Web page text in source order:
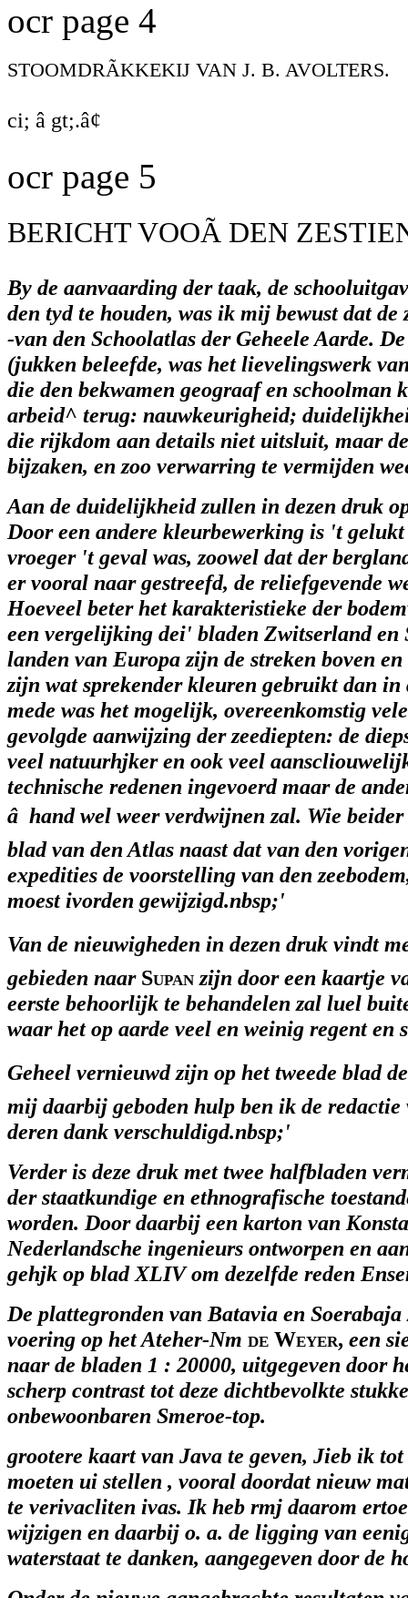
ocr page 4
STOOMDRÃKKEKIJ VAN J. B. AVOLTERS.
ci; â gt;.â¢
ocr page 5
BERICHT VOOÃ DEN
By de aanvaarding der taak, de
den tyd te houden, was ik mij bewust dat
-van den Schoolatlas der Geheele Aarde.
(jukken beleefde, was het lievelingswerk
die den bekwamen geograaf en
arbeid^ terug: nauwkeurigheid;
die rijkdom aan details niet uitsluit, maar
bijzaken, en zoo verwarring te vermijden
Aan de duidelijkheid zullen in dezen druk
Door een andere kleurbewerking is 't
vroeger 't geval was, zoowel dat der
er vooral naar gestreefd, de reliefgevende
Hoeveel beter het karakteristieke der
een vergelijking dei' bladen Zwitserland
landen van Europa zijn de streken boven
zijn wat sprekender kleuren gebruikt dan
mede was het mogelijk, overeenkomstig
gevolgde aanwijzing der zeediepten: de
veel natuurhjker en ook veel
technische redenen ingevoerd maar de
â hand wel weer verdwijnen zal. Wie
blad van den Atlas naast dat van den
expedities de voorstelling van den
moest ivorden gewijzigd.nbsp;'
Van de nieuwigheden in dezen druk vindt
gebieden naarSupan zijn door een kaartje
eerste behoorlijk te behandelen zal luel
waar het op aarde veel en weinig regent
Geheel vernieuwd zijn op het tweede blad
mij daarbij geboden hulp ben ik de redactie
deren dank verschuldigd.nbsp;'
Verder is deze druk met twee halfbladen
der staatkundige en ethnografische
worden. Door daarbij een karton van
Nederlandsche ingenieurs ontworpen en
gehjk op blad XLIV om dezelfde reden
De plattegronden van Batavia en
voering op het Ateher-Nm de Weyer, een
naar de bladen 1 : 20000, uitgegeven door
scherp contrast tot deze dichtbevolkte
onbewoonbaren Smeroe-top.
grootere kaart van Java te geven, Jieb ik
moeten ui stellen , vooral doordat nieuw
te verivacliten ivas. Ik heb rmj daarom
wijzigen en daarbij o. a. de ligging van
waterstaat te danken, aangegeven door de